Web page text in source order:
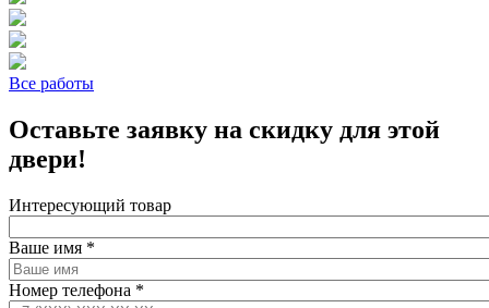
Все работы
Оставьте заявку на скидку для этой
двери!
Интересующий товар
Ваше имя *
Номер телефона *